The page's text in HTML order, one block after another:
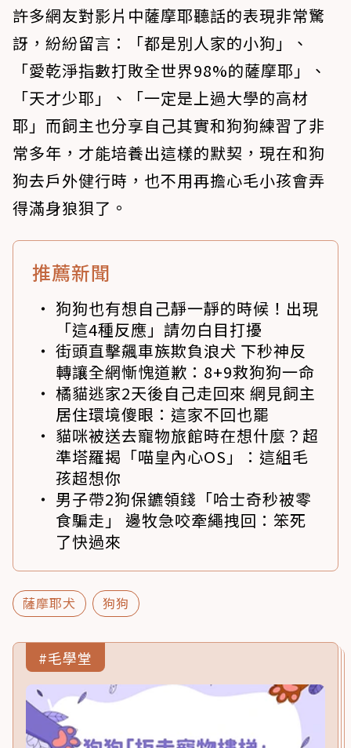
許多網友對影片中薩摩耶聽話的表現非常驚
訝，紛紛留言：「都是別人家的小狗」、
「愛乾淨指數打敗全世界98%的薩摩耶」、
「天才少耶」、「一定是上過大學的高材
耶」而飼主也分享自己其實和狗狗練習了非
常多年，才能培養出這樣的默契，現在和狗
狗去戶外健行時，也不用再擔心毛小孩會弄
得滿身狼狽了。
推薦新聞
狗狗也有想自己靜一靜的時候！出現
「這4種反應」請勿白目打擾
街頭直擊飆車族欺負浪犬 下秒神反
轉讓全網慚愧道歉：8+9救狗狗一命
橘貓逃家2天後自己走回來 網見飼主
居住環境傻眼：這家不回也罷
貓咪被送去寵物旅館時在想什麼？超
準塔羅揭「喵皇內心OS」：這組毛
孩超想你
男子帶2狗保鑣領錢「哈士奇秒被零
食騙走」 邊牧急咬牽繩拽回：笨死
了快過來
薩摩耶犬 狗狗
#毛學堂